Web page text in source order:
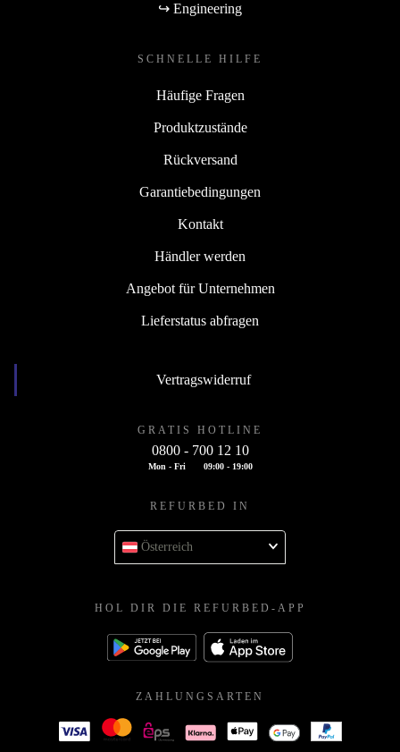
↪ Engineering
SCHNELLE HILFE
Häufige Fragen
Produktzustände
Rückversand
Garantiebedingungen
Kontakt
Händler werden
Angebot für Unternehmen
Lieferstatus abfragen
Vertragswiderruf
GRATIS HOTLINE
0800 - 700 12 10
Mon - Fri 09:00 - 19:00
REFURBED IN
Österreich
HOL DIR DIE REFURBED-APP
ZAHLUNGSARTEN